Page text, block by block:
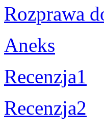
Rozprawa
Aneks
Recenzja1
Recenzja2